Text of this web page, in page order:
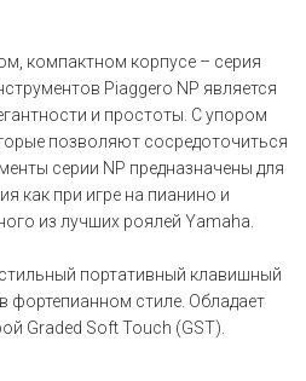
компактном корпусе – серия
Piaggero NP является
и простоты. С упором
позволяют сосредоточиться
серии NP предназначены для
как при игре на пианино и
из лучших роялей Yamaha.
портативный клавишный
фортепианном стиле. Обладает
Graded Soft Touch (GST).